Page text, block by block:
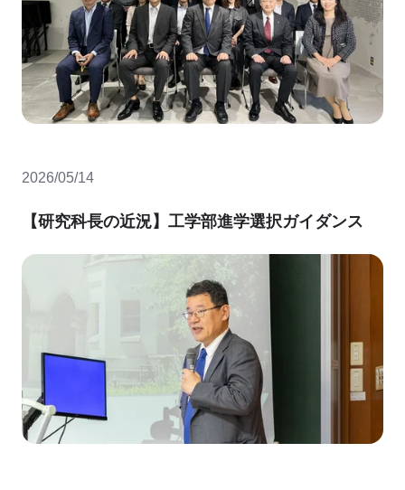
2026/05/14
【研究科長の近況】工学部進学選択ガイダンス